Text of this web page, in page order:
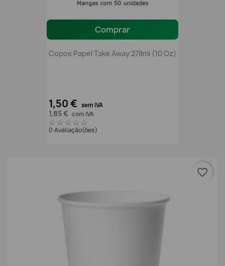
Comprar
Copos Papel Take Away 278ml (10 Oz)
1,50 € sem IVA
1,85 € com IVA
0 Avaliação(ões)
favorite_border